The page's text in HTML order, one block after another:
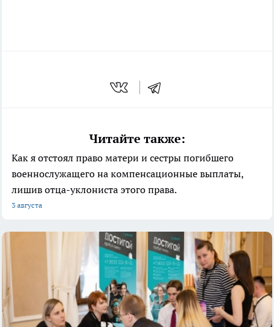
Читайте также:
Как я отстоял право матери и сестры погибшего
военнослужащего на компенсационные выплаты,
лишив отца-уклониста этого права.
3 августа